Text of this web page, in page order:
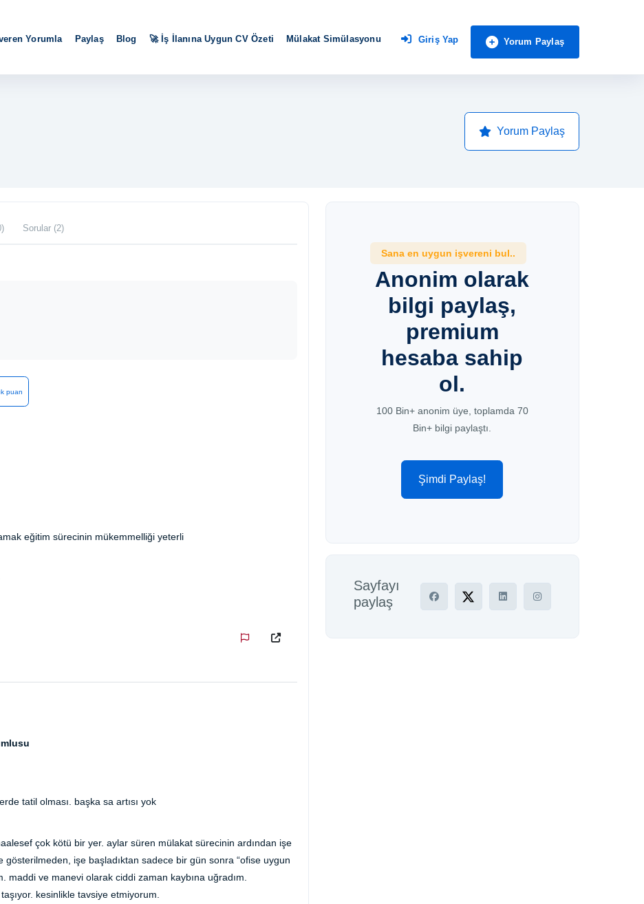
Yorumla Paylaş Blog 🚀 İş İlanına Uygun CV Özeti Mülakat Simülasyonu Giriş Yap Yorum Paylaş
Yorum Paylaş
Sorular (2)
puan
eğitim sürecinin mükemmelliği yeterli
tatil olması. başka sa artısı yok
çok kötü bir yer. aylar süren mülakat sürecinin ardından işe
gösterilmeden, işe başladıktan sadece bir gün sonra “ofise uygun
maddi ve manevi olarak ciddi zaman kaybına uğradım.
kesinlikle tavsiye etmiyorum.
Sana en uygun işvereni bul..
Anonim olarak
bilgi paylaş,
premium
hesaba sahip
ol.
100 Bin+ anonim üye, toplamda 70
Bin+ bilgi paylaştı.
Şimdi Paylaş!
Sayfayı
paylaş